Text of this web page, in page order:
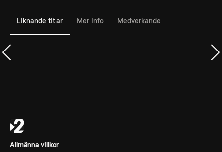
Liknande titlar Mer info Medverkande
Allmänna villkor